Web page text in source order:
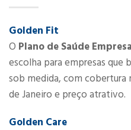
Golden Fit
O Plano de Saúde
escolha para empresas que
sob medida, com cobertura
de Janeiro e preço atrativo.
Golden Care